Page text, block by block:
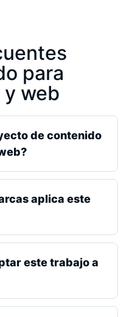
para
web
de contenido
aplica este
este trabajo a